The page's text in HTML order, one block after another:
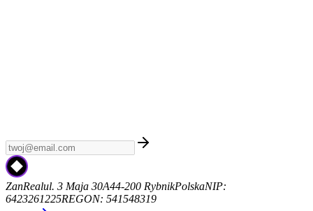
ZanRealul. 3 Maja 30A44-200 RybnikPolskaNIP:
6423261225REGON: 541548319